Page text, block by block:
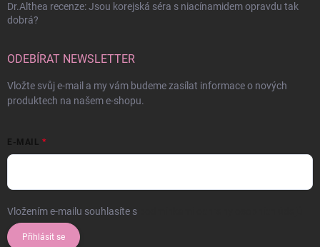
Dr.Althea recenze: Jsou korejská séra s niacínamidem opravdu tak
dobrá?
ODEBÍRAT NEWSLETTER
Vložte svůj e-mail a my vám budeme zasílat informace o nových
produktech na našem e-shopu.
E-MAIL
Vložením e-mailu souhlasíte s
Přihlásit se